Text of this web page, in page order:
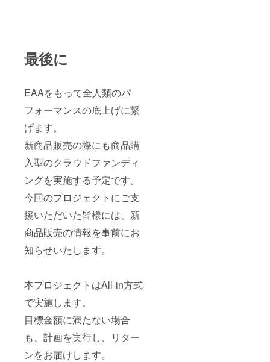
最後に
EAAをもって全人類のパ
フォーマンスの底上げに繋
げます。
新商品販売の際にも商品購
入型のクラウドファンディ
ングを実施する予定です。
今回のプロジェクトにご支
援いただいた皆様には、新
商品販売の情報を事前にお
知らせいたします。
本プロジェクトはAll-in方式
で実施します。
目標金額に満たない場合
も、計画を実行し、リター
ンをお届けします。